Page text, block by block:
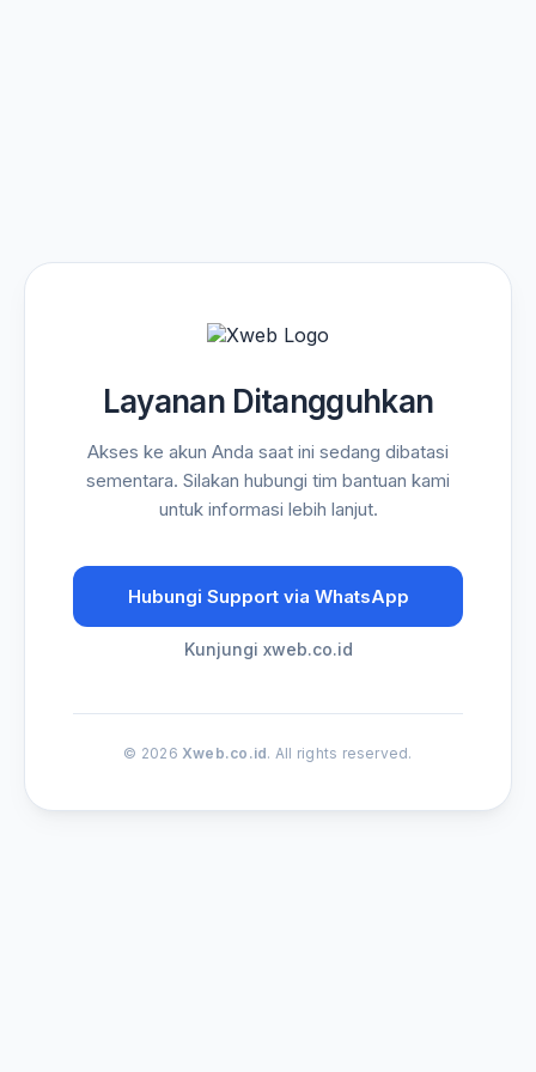
Layanan Ditangguhkan
Akses ke akun Anda saat ini sedang dibatasi
sementara. Silakan hubungi tim bantuan kami
untuk informasi lebih lanjut.
Hubungi Support via WhatsApp
Kunjungi xweb.co.id
© 2026 Xweb.co.id. All rights reserved.